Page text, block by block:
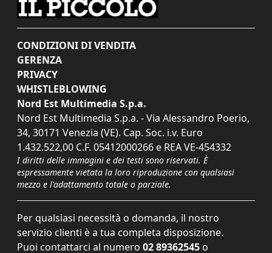
CONDIZIONI DI VENDITA
GERENZA
PRIVACY
WHISTLEBLOWING
Nord Est Multimedia S.p.a.
Nord Est Multimedia S.p.a. - Via Alessandro Poerio,
34, 30171 Venezia (VE). Cap. Soc. i.v. Euro
1.432.522,00 C.F. 05412000266 e REA VE-454332
I diritti delle immagini e dei testi sono riservati. È
espressamente vietata la loro riproduzione con qualsiasi
mezzo e l'adattamento totale o parziale.
Per qualsiasi necessità o domanda, il nostro
servizio clienti è a tua completa disposizione.
Puoi contattarci al numero 02 89362545 o